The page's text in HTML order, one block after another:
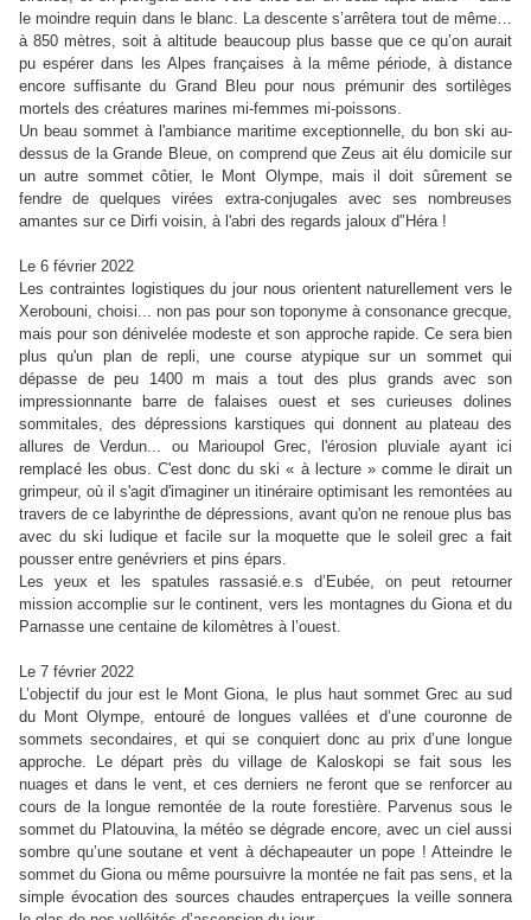
le moindre requin dans le blanc. La descente s’arrêtera tout de même…
à 850 mètres, soit à altitude beaucoup plus basse que ce qu’on aurait
pu espérer dans les Alpes françaises à la même période, à distance
encore suffisante du Grand Bleu pour nous prémunir des sortilèges
mortels des créatures marines mi-femmes mi-poissons.
Un beau sommet à l'ambiance maritime exceptionnelle, du bon ski au-
dessus de la Grande Bleue, on comprend que Zeus ait élu domicile sur
un autre sommet côtier, le Mont Olympe, mais il doit sûrement se
fendre de quelques virées extra-conjugales avec ses nombreuses
amantes sur ce Dirfi voisin, à l'abri des regards jaloux d'’Héra !
Le 6 février 2022
Les contraintes logistiques du jour nous orientent naturellement vers le
Xerobouni, choisi... non pas pour son toponyme à consonance grecque,
mais pour son dénivelée modeste et son approche rapide. Ce sera bien
plus qu'un plan de repli, une course atypique sur un sommet qui
dépasse de peu 1400 m mais a tout des plus grands avec son
impressionnante barre de falaises ouest et ses curieuses dolines
sommitales, des dépressions karstiques qui donnent au plateau des
allures de Verdun... ou Marioupol Grec, l'érosion pluviale ayant ici
remplacé les obus. C'est donc du ski « à lecture » comme le dirait un
grimpeur, où il s'agit d'imaginer un itinéraire optimisant les remontées au
travers de ce labyrinthe de dépressions, avant qu'on ne renoue plus bas
avec du ski ludique et facile sur la moquette que le soleil grec a fait
pousser entre genévriers et pins épars.
Les yeux et les spatules rassasié.e.s d’Eubée, on peut retourner
mission accomplie sur le continent, vers les montagnes du Giona et du
Parnasse une centaine de kilomètres à l’ouest.
Le 7 février 2022
L’objectif du jour est le Mont Giona, le plus haut sommet Grec au sud
du Mont Olympe, entouré de longues vallées et d’une couronne de
sommets secondaires, et qui se conquiert donc au prix d’une longue
approche. Le départ près du village de Kaloskopi se fait sous les
nuages et dans le vent, et ces derniers ne feront que se renforcer au
cours de la longue remontée de la route forestière. Parvenus sous le
sommet du Platouvina, la météo se dégrade encore, avec un ciel aussi
sombre qu’une soutane et vent à déchapeauter un pope ! Atteindre le
sommet du Giona ou même poursuivre la montée ne fait pas sens, et la
simple évocation des sources chaudes entraperçues la veille sonnera